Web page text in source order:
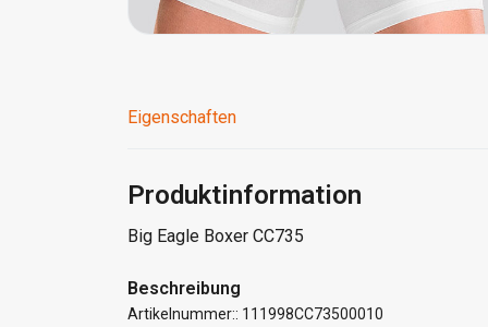
Eigenschaften
Produktinformation
Big Eagle Boxer CC735
Beschreibung
Artikelnummer:: 111998CC73500010